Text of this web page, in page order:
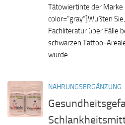
Tätowiertinte der
color=“gray“]Wußten
Fachliteratur über Fälle
schwarzen Tattoo-
wurde...
NAHRUNGSERGÄNZUNG